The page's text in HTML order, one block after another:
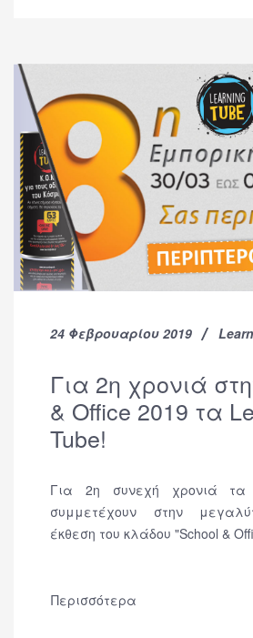
24 Φεβρουαρίου 2019
Για 2η χρονιά
& Office 2019 τα
Tube!
Για 2η συνεχή χρονιά τα
συμμετέχουν στην
έκθεση του κλάδου "School &
Περισσότερα